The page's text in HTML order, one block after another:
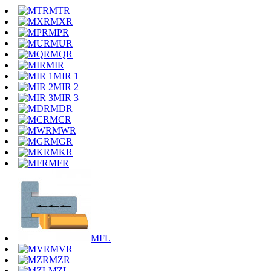
MTR
MXR
MPR
MUR
MQR
MIR
MIR 1
MIR 2
MIR 3
MDR
MCR
MWR
MGR
MKR
MFR
MFL
MVR
MZR